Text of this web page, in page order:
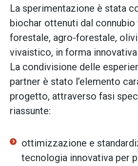
La sperimentazione è stata
biochar ottenuti dal
forestale, agro-forestale,
vivaistico, in forma
La condivisione delle
partner è stato l’elemento
progetto, attraverso fasi
riassunte:
ottimizzazione e
tecnologia innovativa per